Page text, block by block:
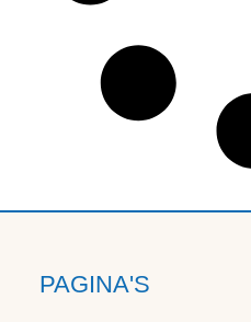
PAGINA'S